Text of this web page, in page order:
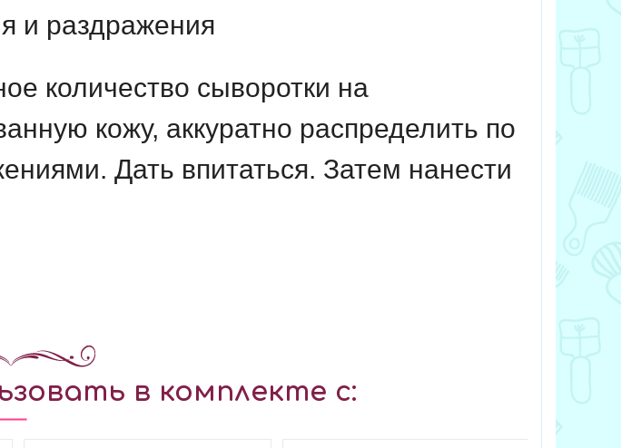
и раздражения
количество сыворотки на
кожу, аккуратно распределить по
Дать впитаться. Затем нанести
в комплекте с: